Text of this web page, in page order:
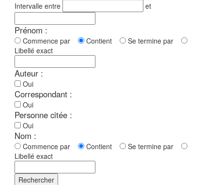
Intervalle entre et
Prénom :
Commence par Contient
Se termine par
Libellé exact
Auteur :
Oui
Correspondant :
Oui
Personne citée :
Oui
Nom :
Commence par Contient
Se termine par
Libellé exact
Rechercher